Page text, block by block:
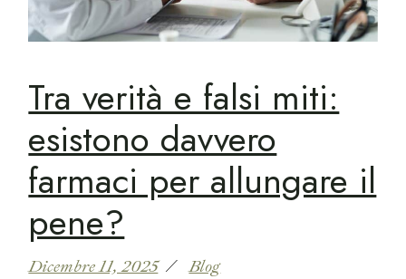
Tra verità e falsi miti:
esistono davvero
farmaci per allungare il
pene?
Dicembre 11, 2025 Blog